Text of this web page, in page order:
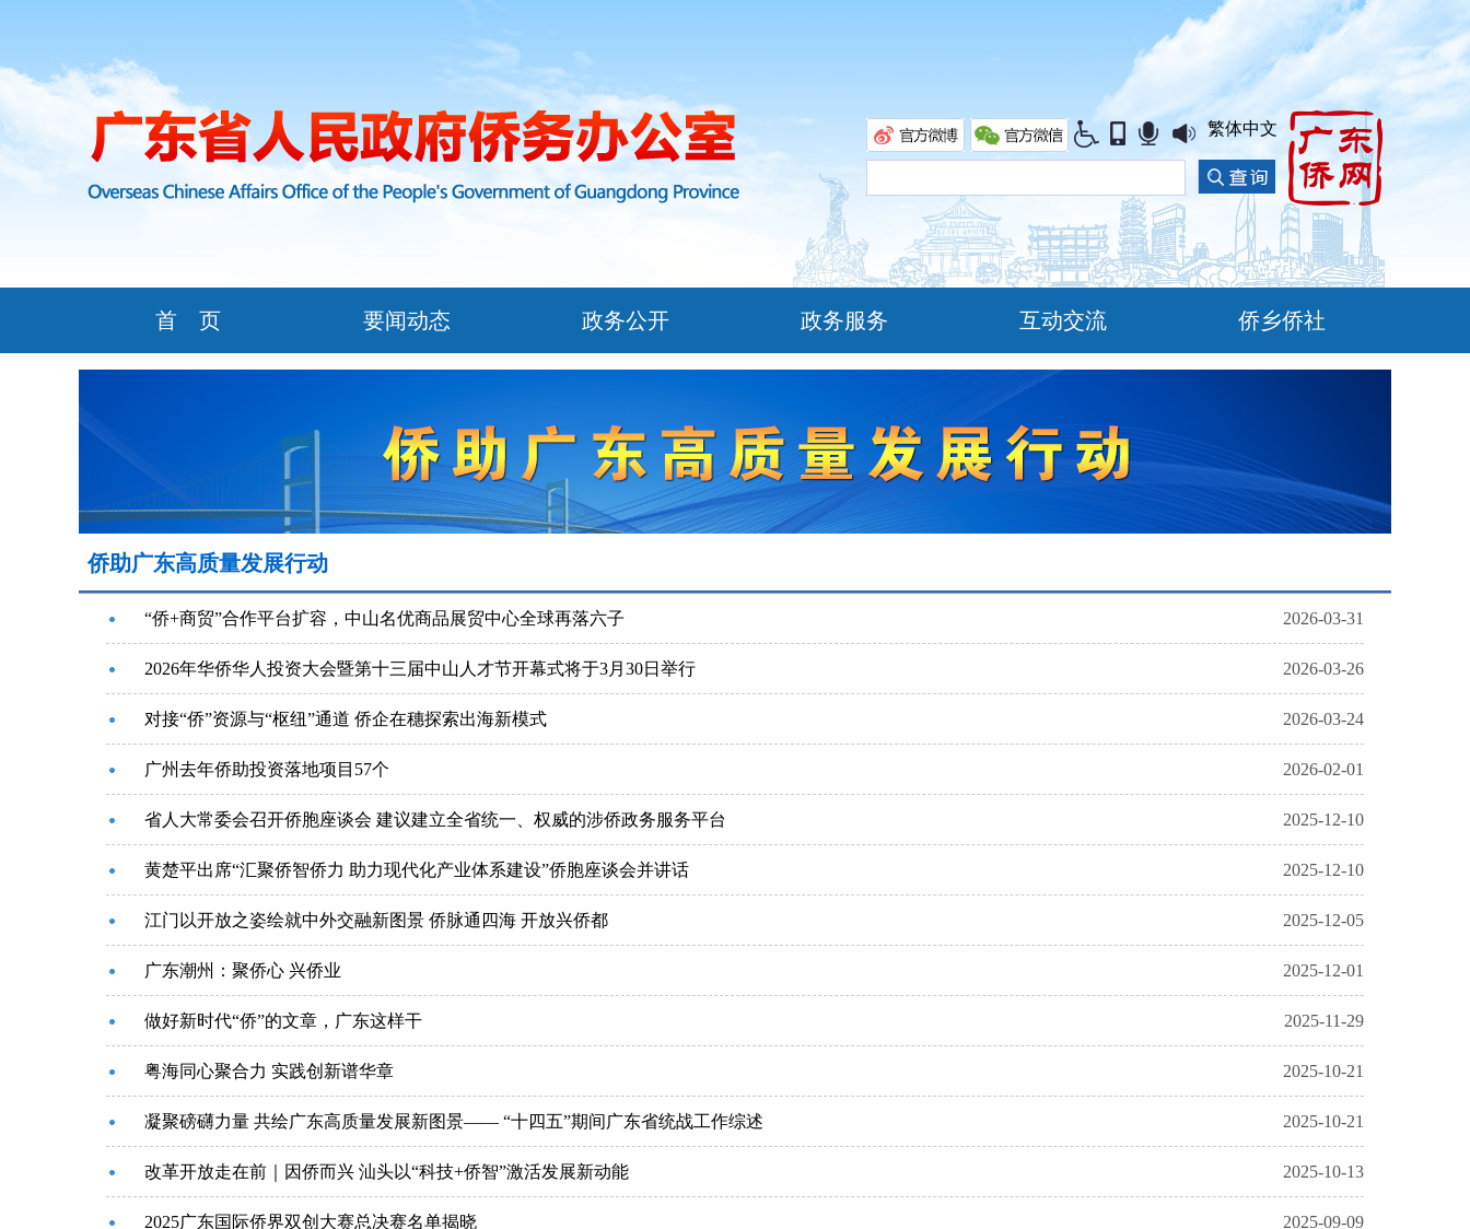
繁体中文
首 页 要闻动态 政务公开 政务服务 互动交流 侨乡侨社
侨助广东高质量发展行动
“侨+商贸”合作平台扩容，中山名优商品展贸中心全球再落六子 2026-03-31
2026年华侨华人投资大会暨第十三届中山人才节开幕式将于3月30日举行 2026-03-26
对接“侨”资源与“枢纽”通道 侨企在穗探索出海新模式 2026-03-24
广州去年侨助投资落地项目57个 2026-02-01
省人大常委会召开侨胞座谈会 建议建立全省统一、权威的涉侨政务服务平台 2025-12-10
黄楚平出席“汇聚侨智侨力 助力现代化产业体系建设”侨胞座谈会并讲话 2025-12-10
江门以开放之姿绘就中外交融新图景 侨脉通四海 开放兴侨都 2025-12-05
广东潮州：聚侨心 兴侨业 2025-12-01
做好新时代“侨”的文章，广东这样干 2025-11-29
粤海同心聚合力 实践创新谱华章 2025-10-21
凝聚磅礴力量 共绘广东高质量发展新图景—— “十四五”期间广东省统战工作综述 2025-10-21
改革开放走在前｜因侨而兴 汕头以“科技+侨智”激活发展新动能 2025-10-13
2025广东国际侨界双创大赛总决赛名单揭晓 2025-09-09